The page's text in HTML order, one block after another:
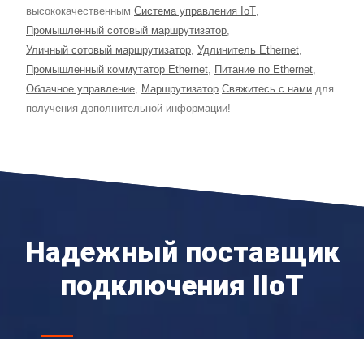
высококачественным Система управления IoT,
Промышленный сотовый маршрутизатор,
Уличный сотовый маршрутизатор, Удлинитель Ethernet,
Промышленный коммутатор Ethernet, Питание по Ethernet,
Облачное управление, Маршрутизатор.Свяжитесь с нами для
получения дополнительной информации!
Надежный поставщик
подключения IIoT